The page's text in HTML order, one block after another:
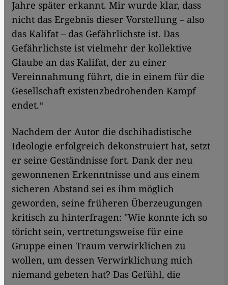
Jahre später erkannt. Mir wurde klar, dass
nicht das Ergebnis dieser Vorstellung – also
das Kalifat – das Gefährlichste ist. Das
Gefährlichste ist vielmehr der kollektive
Glaube an das Kalifat, der zu einer
Vereinnahmung führt, die in einem für die
Gesellschaft existenzbedrohenden Kampf
endet.“
Nachdem der Autor die dschihadistische
Ideologie erfolgreich dekonstruiert hat, setzt
er seine Geständnisse fort. Dank der neu
gewonnenen Erkenntnisse und aus einem
sicheren Abstand sei es ihm möglich
geworden, seine früheren Überzeugungen
kritisch zu hinterfragen: "Wie konnte ich so
töricht sein, vertretungsweise für eine
Gruppe einen Traum verwirklichen zu
wollen, um dessen Verwirklichung mich
niemand gebeten hat? Das Gefühl, die